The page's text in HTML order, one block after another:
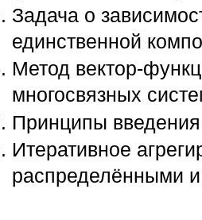
Задача о
единственной
Метод вектор-
многосвязных
Принципы введения
Итеративное
распределёнными